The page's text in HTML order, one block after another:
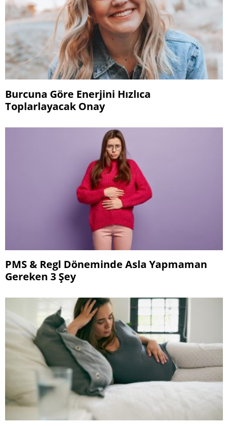
Burcuna Göre Enerjini Hızlıca
Toplarlayacak Onay
PMS & Regl Döneminde Asla Yapmaman
Gereken 3 Şey